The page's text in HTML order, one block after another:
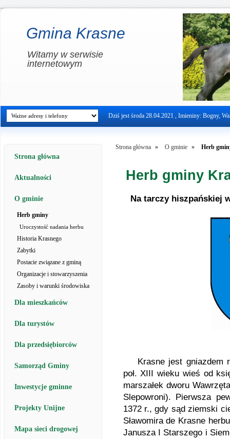
Gmina Krasne
Witamy w serwisie
internetowym
Dziś jest środa 28.04.2021 , Imieniny: Bogny,
Strona główna
Aktualności
O gminie
Herb gminy
Uroczystość nadania herbu
Historia Krasnego
Zabytki
Postacie związane z gminą
Organizacje i stowarzyszenia
Zasoby i warunki środowiska
Dla mieszkańców
Dla turystów
Dla przedsiębiorców
Samorząd Gminy
Inwestycje gminne
Projekty Unijne
Mapa sieci drogowej
Strona główna » O gminie » Herb
Herb gminy
Na tarczy hiszpańskiej
Krasne jest gniazdem
poł. XIII wieku wieś od
marszałek dworu
Slepowroni). Pierwsza
1372 r., gdy sąd ziemski
Sławomira de Krasne
Janusza I Starszego i